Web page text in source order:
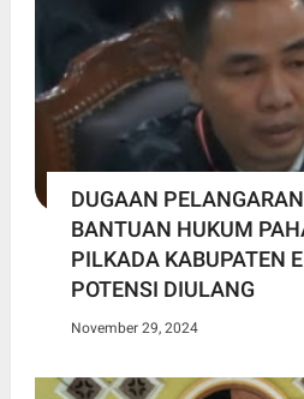
DUGAAN
BANTUAN HUKUM
PILKADA KABUPATEN
POTENSI DIULANG
November 29, 2024